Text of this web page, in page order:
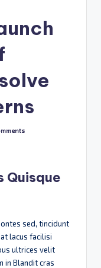
Quisque
sed, tincidunt
lacus facilisi
ultrices velit
in Blandit cras